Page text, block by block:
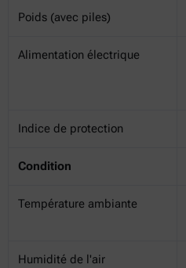
Poids (avec piles)
Alimentation électrique
Indice de protection
Condition
Température ambiante
Humidité de l'air